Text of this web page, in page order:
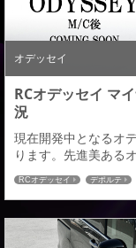
オデッセイ
RCオデッセイ マ
況
現在開発中となるオ
ります。先進美ある
純正メッキパーツを
するスタイリッシュ
ハーフは純正比２５
ら存在感を際立てて
ＳＥＹ【ハイブリッ
RCオデッセイ デポルテ